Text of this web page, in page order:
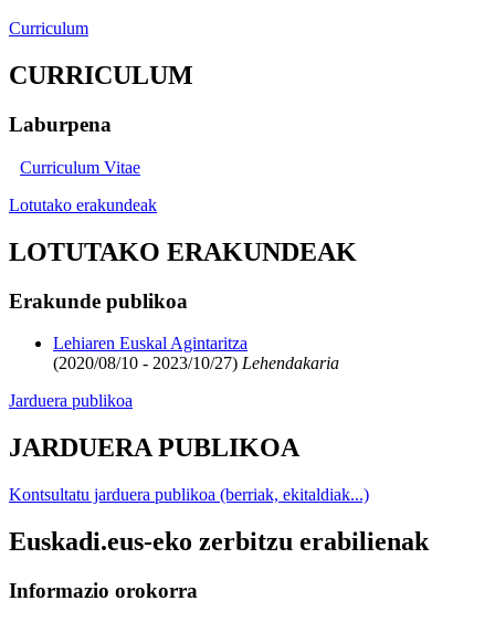
Curriculum
CURRICULUM
Laburpena
Curriculum Vitae
Lotutako erakundeak
LOTUTAKO ERAKUNDEAK
Erakunde publikoa
Lehiaren Euskal Agintaritza
(2020/08/10 - 2023/10/27) Lehendakaria
Jarduera publikoa
JARDUERA PUBLIKOA
Kontsultatu jarduera publikoa (berriak, ekitaldiak...)
Euskadi.eus-eko zerbitzu erabilienak
Informazio orokorra